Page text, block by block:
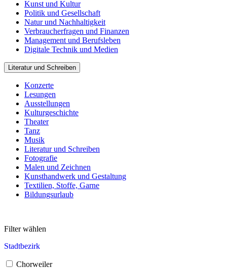
Kunst und Kultur
Politik und Gesellschaft
Natur und Nachhaltigkeit
Verbraucherfragen und Finanzen
Management und Berufsleben
Digitale Technik und Medien
Literatur und Schreiben
Konzerte
Lesungen
Ausstellungen
Kulturgeschichte
Theater
Tanz
Musik
Literatur und Schreiben
Fotografie
Malen und Zeichnen
Kunsthandwerk und Gestaltung
Textilien, Stoffe, Garne
Bildungsurlaub
Filter wählen
Stadtbezirk
Chorweiler